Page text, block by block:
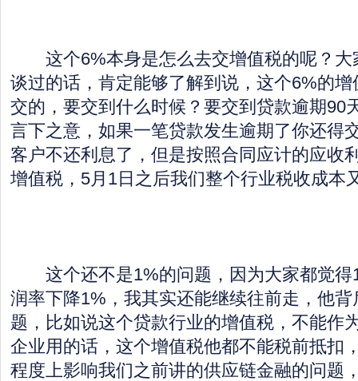
这个6%本身是怎么去交增值税的呢？大
谈过的话，肯定能够了解到说，这个6%的
交的，要交到什么时候？要交到贷款逾期90
言下之意，如果一笔贷款发生逾期了你还得
客户不还利息了，但是按照合同应计的应收
增值税，5月1日之后我们整个行业税收成本
这个还不是1%的问题，因为大家都觉得
润率下降1%，我其实还能继续往前走，他
题，比如说这个贷款行业的增值税，不能作
企业用的话，这个增值税他都不能税前抵扣
程度上影响我们之前讲的供应链金融的问题